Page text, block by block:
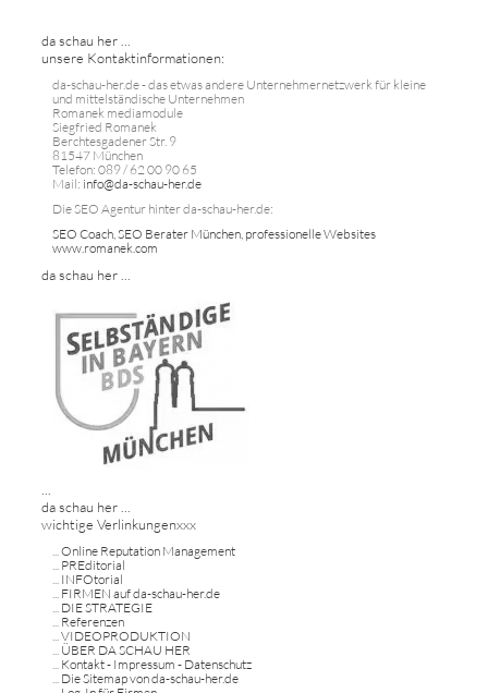
da schau her ...
unsere Kontaktinformationen:
da-schau-her.de - das etwas andere Unternehmernetzwerk für kleine
und mittelständische Unternehmen
Romanek mediamodule
Siegfried Romanek
Berchtesgadener Str. 9
81547 München
Telefon: 089 / 62 00 90 65
Mail: info@da-schau-her.de
Die SEO Agentur hinter da-schau-her.de:
SEO Coach, SEO Berater München, professionelle Websites
www.romanek.com
da schau her ...
da schau her ...
wichtige Verlinkungenxxx
...Online Reputation Management
... PREditorial
... INFOtorial
... FIRMEN auf da-schau-her.de
... DIE STRATEGIE
... Referenzen
...VIDEOPRODUKTION
... ÜBER DA SCHAU HER
... Kontakt - Impressum - Datenschutz
... Die Sitemap von da-schau-her.de